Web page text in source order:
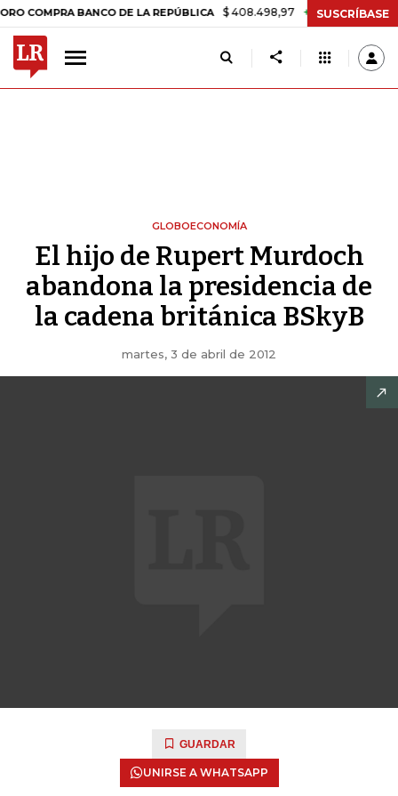
BANCO DE LA REPÚBLICA $ 408.498,97 +$ 8.753,81 +2,19%
SUSCRÍBASE
GLOBOECONOMÍA
El hijo de Rupert Murdoch
abandona la presidencia de
la cadena británica BSkyB
martes, 3 de abril de 2012
GUARDAR
UNIRSE A WHATSAPP